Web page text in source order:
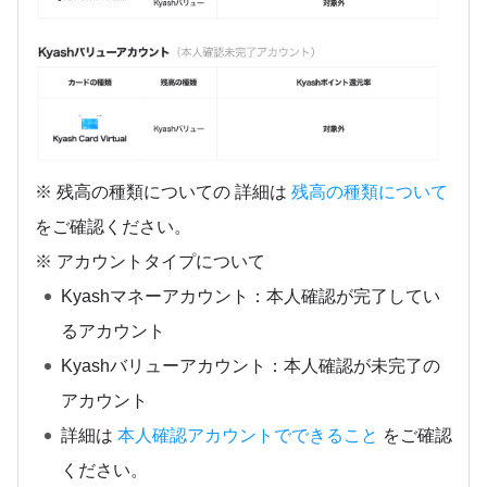
※ 残高の種類についての 詳細は 残高の種類について
をご確認ください。
※ アカウントタイプについて
Kyashマネーアカウント：本人確認が完了してい
るアカウント
Kyashバリューアカウント：本人確認が未完了の
アカウント
詳細は 本人確認アカウントでできること をご確認
ください。